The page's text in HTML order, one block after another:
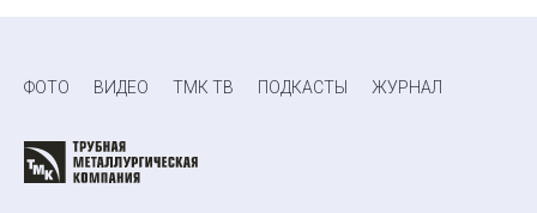
ФОТО ВИДЕО ТМК ТВ ПОДКАСТЫ ЖУРНАЛ